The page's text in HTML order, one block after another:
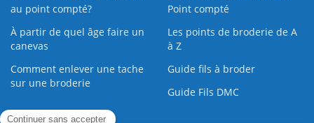
au point compté?
Point compté
À partir de quel âge faire un
canevas
Les points de broderie de A
à Z
Comment enlever une tache
sur une broderie
Guide fils à broder
Guide Fils DMC
Guide de la Broderie